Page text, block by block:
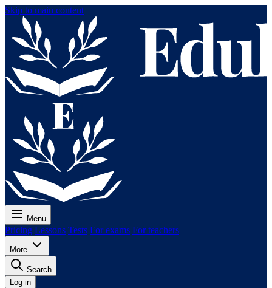
Skip to main content
Menu
Pricing Lessons Tests For exams For teachers
More
Search
Log in